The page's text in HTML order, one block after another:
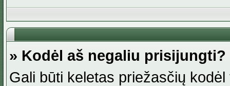
» Kodėl aš negaliu prisijungti?
Gali būti keletas priežasčių